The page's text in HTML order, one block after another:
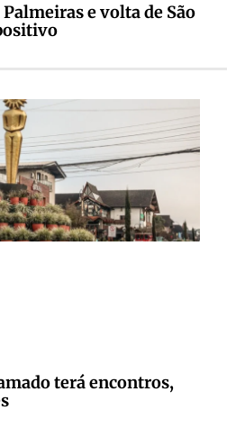
e volta de São
terá encontros,